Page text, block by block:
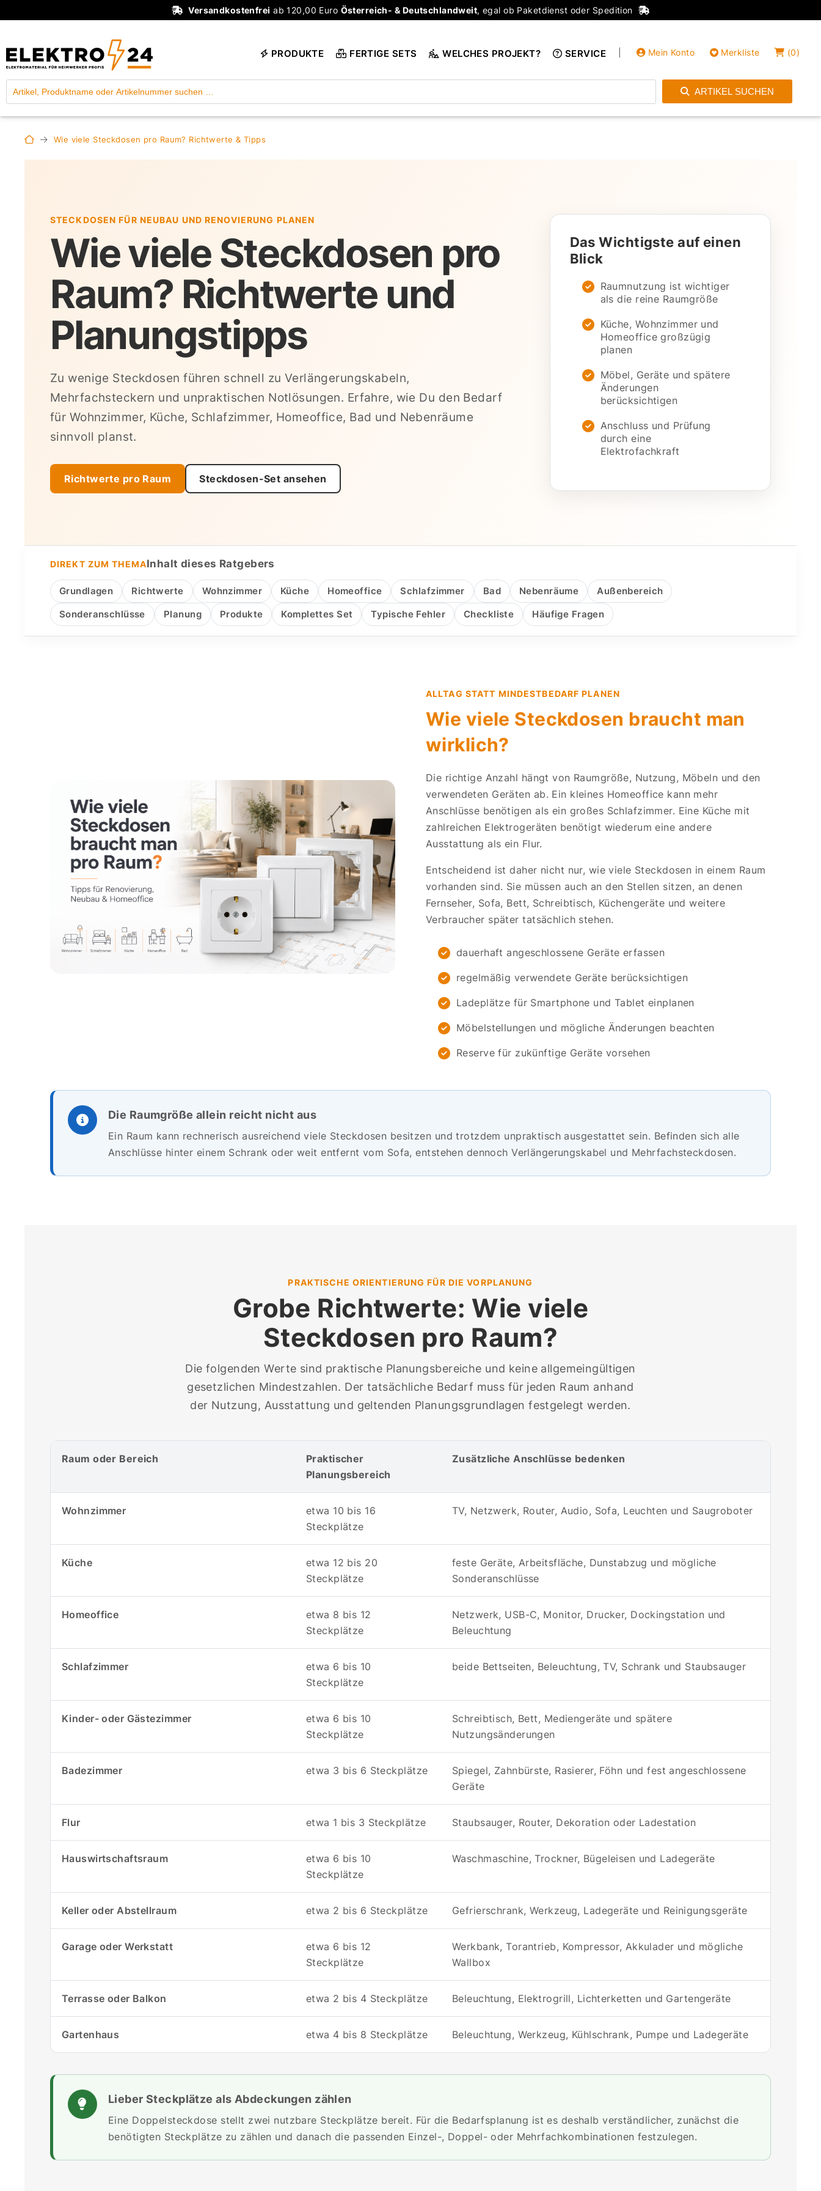
Versandkostenfrei ab 120,00 Euro Österreich- & Deutschlandweit, egal ob Paketdienst oder Spedition
Mein Konto
Einloggen
Merkliste (0)
PRODUKTE FERTIGE SETS WELCHES PROJEKT? SERVICE
ARTIKEL SUCHEN
Wie viele Steckdosen pro Raum? Richtwerte & Tipps
STECKDOSEN FÜR NEUBAU UND RENOVIERUNG PLANEN
Wie viele Steckdosen pro
Raum? Richtwerte und
Planungstipps
Zu wenige Steckdosen führen schnell zu Verlängerungskabeln,
Mehrfachsteckern und unpraktischen Notlösungen. Erfahre, wie Du den Bedarf
für Wohnzimmer, Küche, Schlafzimmer, Homeoffice, Bad und Nebenräume
sinnvoll planst.
Richtwerte pro Raum Steckdosen-Set ansehen
Das Wichtigste auf einen
Blick
Raumnutzung ist wichtiger
als die reine Raumgröße
Küche, Wohnzimmer und
Homeoffice großzügig
planen
Möbel, Geräte und spätere
Änderungen
berücksichtigen
Anschluss und Prüfung
durch eine
Elektrofachkraft
DIREKT ZUM THEMAInhalt dieses Ratgebers
Grundlagen Richtwerte Wohnzimmer Küche Homeoffice Schlafzimmer Bad Nebenräume Außenbereich
Sonderanschlüsse Planung Produkte Komplettes Set Typische Fehler Checkliste Häufige Fragen
ALLTAG STATT MINDESTBEDARF PLANEN
Wie viele Steckdosen braucht man
wirklich?
Die richtige Anzahl hängt von Raumgröße, Nutzung, Möbeln und den
verwendeten Geräten ab. Ein kleines Homeoffice kann mehr
Anschlüsse benötigen als ein großes Schlafzimmer. Eine Küche mit
zahlreichen Elektrogeräten benötigt wiederum eine andere
Ausstattung als ein Flur.
Entscheidend ist daher nicht nur, wie viele Steckdosen in einem Raum
vorhanden sind. Sie müssen auch an den Stellen sitzen, an denen
Fernseher, Sofa, Bett, Schreibtisch, Küchengeräte und weitere
Verbraucher später tatsächlich stehen.
dauerhaft angeschlossene Geräte erfassen
regelmäßig verwendete Geräte berücksichtigen
Ladeplätze für Smartphone und Tablet einplanen
Möbelstellungen und mögliche Änderungen beachten
Reserve für zukünftige Geräte vorsehen
Die Raumgröße allein reicht nicht aus
Ein Raum kann rechnerisch ausreichend viele Steckdosen besitzen und trotzdem unpraktisch ausgestattet sein. Befinden sich alle
Anschlüsse hinter einem Schrank oder weit entfernt vom Sofa, entstehen dennoch Verlängerungskabel und Mehrfachsteckdosen.
PRAKTISCHE ORIENTIERUNG FÜR DIE VORPLANUNG
Grobe Richtwerte: Wie viele
Steckdosen pro Raum?
Die folgenden Werte sind praktische Planungsbereiche und keine allgemeingültigen
gesetzlichen Mindestzahlen. Der tatsächliche Bedarf muss für jeden Raum anhand
der Nutzung, Ausstattung und geltenden Planungsgrundlagen festgelegt werden.
Raum oder Bereich
Praktischer
Planungsbereich
Zusätzliche Anschlüsse bedenken
Wohnzimmer
etwa 10 bis 16
Steckplätze
TV, Netzwerk, Router, Audio, Sofa, Leuchten und Saugroboter
Küche
etwa 12 bis 20
Steckplätze
feste Geräte, Arbeitsfläche, Dunstabzug und mögliche
Sonderanschlüsse
Homeoffice
etwa 8 bis 12
Steckplätze
Netzwerk, USB-C, Monitor, Drucker, Dockingstation und
Beleuchtung
Schlafzimmer
etwa 6 bis 10
Steckplätze
beide Bettseiten, Beleuchtung, TV, Schrank und Staubsauger
Kinder- oder Gästezimmer
etwa 6 bis 10
Steckplätze
Schreibtisch, Bett, Mediengeräte und spätere
Nutzungsänderungen
Badezimmer etwa 3 bis 6 Steckplätze
Spiegel, Zahnbürste, Rasierer, Föhn und fest angeschlossene
Geräte
Flur etwa 1 bis 3 Steckplätze Staubsauger, Router, Dekoration oder Ladestation
Hauswirtschaftsraum
etwa 6 bis 10
Steckplätze
Waschmaschine, Trockner, Bügeleisen und Ladegeräte
Keller oder Abstellraum etwa 2 bis 6 Steckplätze Gefrierschrank, Werkzeug, Ladegeräte und Reinigungsgeräte
Garage oder Werkstatt
etwa 6 bis 12
Steckplätze
Werkbank, Torantrieb, Kompressor, Akkulader und mögliche
Wallbox
Terrasse oder Balkon etwa 2 bis 4 Steckplätze Beleuchtung, Elektrogrill, Lichterketten und Gartengeräte
Gartenhaus etwa 4 bis 8 Steckplätze Beleuchtung, Werkzeug, Kühlschrank, Pumpe und Ladegeräte
Lieber Steckplätze als Abdeckungen zählen
Eine Doppelsteckdose stellt zwei nutzbare Steckplätze bereit. Für die Bedarfsplanung ist es deshalb verständlicher, zunächst die
benötigten Steckplätze zu zählen und danach die passenden Einzel-, Doppel- oder Mehrfachkombinationen festzulegen.